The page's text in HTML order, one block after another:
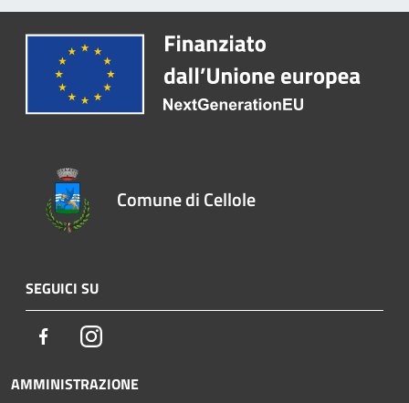
Comune di Cellole
SEGUICI SU
FacebookInstagram
AMMINISTRAZIONE